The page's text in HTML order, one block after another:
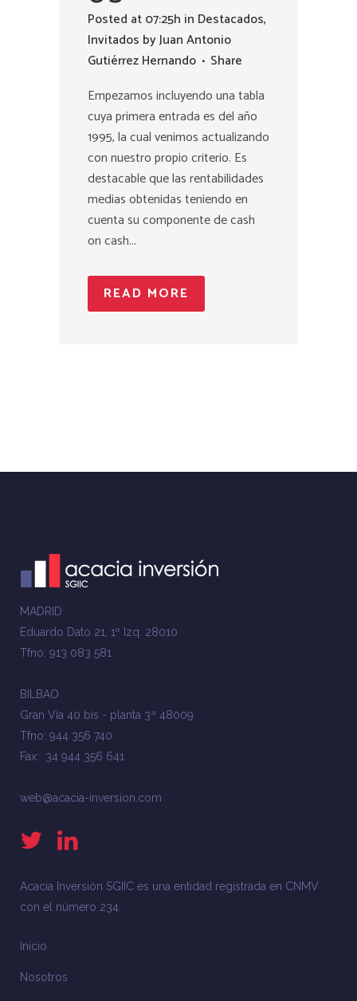
Posted at 07:25h in Destacados,
Invitados byJuan Antonio
Gutiérrez Hernando
Share
Empezamos incluyendo una tabla
cuya primera entrada es del año
1995, la cual venimos actualizando
con nuestro propio criterio. Es
destacable que las rentabilidades
medias obtenidas teniendo en
cuenta su componente de cash
on cash...
READ MORE
MADRID
Eduardo Dato 21, 1º Izq. 28010
Tfno: 913 083 581
BILBAO
Gran Vía 40 bis - planta 3ª 48009
Tfno: 944 356 740
Fax: 34 944 356 641
web@acacia-inversion.com
Acacia Inversión SGIIC es una entidad registrada en CNMV
con el número 234.
Inicio
Nosotros